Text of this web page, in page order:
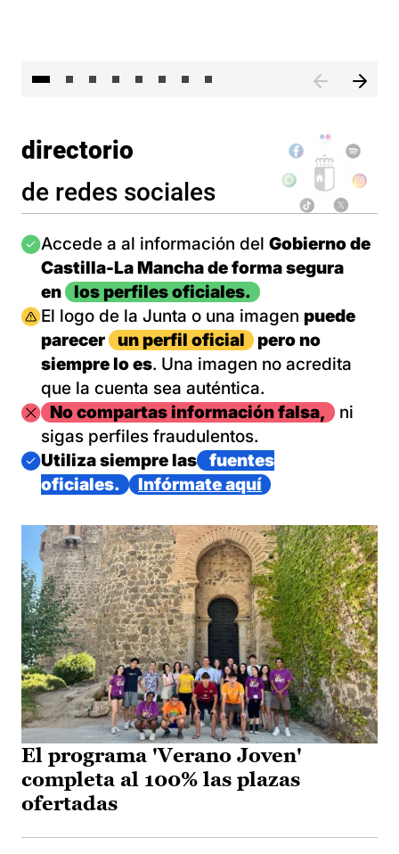
directorio
de redes sociales
Imagen
Accede a al información del Gobierno de
Castilla-La Mancha de forma segura
en
los perfiles oficiales.
Imagen
El logo de la Junta o una imagen puede
parecer
un perfil oficial
pero no
siempre lo es. Una imagen no acredita
que la cuenta sea auténtica.
ImagenNo compartas información falsa,
ni
sigas perfiles fraudulentos.
Imagen
Utiliza siempre las
fuentes
oficiales.
Infórmate aquí
El programa 'Verano Joven'
completa al 100% las plazas
ofertadas